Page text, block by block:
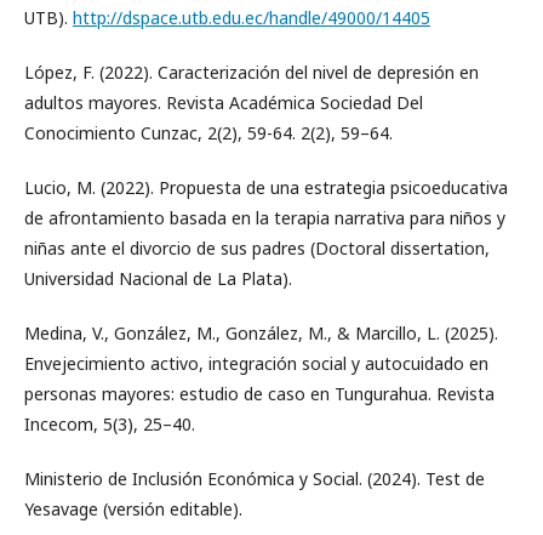
UTB). http://dspace.utb.edu.ec/handle/49000/14405
López, F. (2022). Caracterización del nivel de depresión en
adultos mayores. Revista Académica Sociedad Del
Conocimiento Cunzac, 2(2), 59-64. 2(2), 59–64.
Lucio, M. (2022). Propuesta de una estrategia psicoeducativa
de afrontamiento basada en la terapia narrativa para niños y
niñas ante el divorcio de sus padres (Doctoral dissertation,
Universidad Nacional de La Plata).
Medina, V., González, M., González, M., & Marcillo, L. (2025).
Envejecimiento activo, integración social y autocuidado en
personas mayores: estudio de caso en Tungurahua. Revista
Incecom, 5(3), 25–40.
Ministerio de Inclusión Económica y Social. (2024). Test de
Yesavage (versión editable).